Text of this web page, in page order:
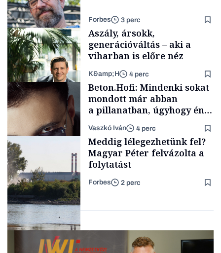
Kultúra
Forbes 3 perc
TÁMOGATÓI
Aszály, ársokk,
generációváltás – aki a
viharban is előre néz
K&amp;H 4 perc
Forbes-sztori
Beton.Hofi: Mindenki sokat
mondott már abban
a pillanatban, úgyhogy én
a legsarkosabb
gondolataimat akartam
kimondani
Vaszkó Iván 4 perc
Meddig lélegezhetünk fel?
Magyar Péter felvázolta a
folytatást
Forbes 2 perc